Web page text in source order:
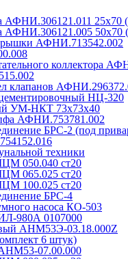
АФНИ.306121.011 25х70
АФНИ.306121.005 50х70
АФНИ.713542.002
коллектора
клапанов
НЦ-320
УМ-НКТ 73х73х40
АФНИ.753781.002
БРС-2 (под
техники
050.040 ст20
065.025 ст20
100.025 ст20
БРС-4
насоса КО-503
980А 0107000
АНМ53Э-03.18.000Z
6 штук)
07.00.000